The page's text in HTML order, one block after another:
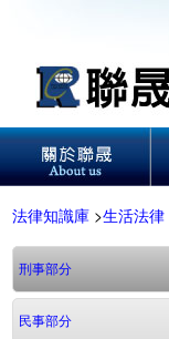
法律知識庫 >生活法律
刑事部分
民事部分